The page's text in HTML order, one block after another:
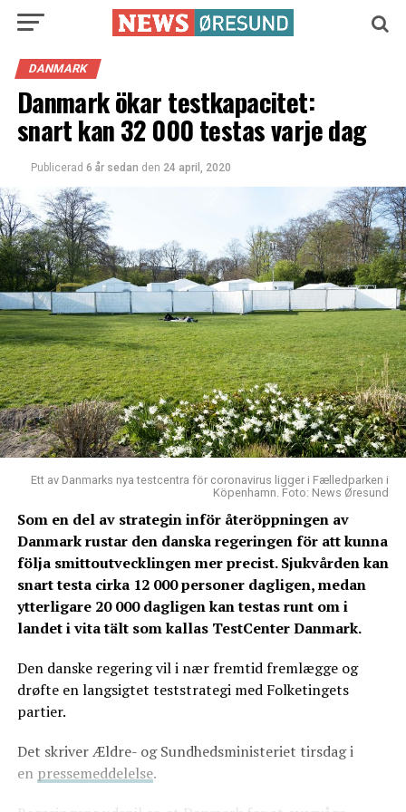
DANMARK
Danmark ökar testkapacitet:
snart kan 32 000 testas varje dag
Publicerad 6 år sedan den 24 april, 2020
Ett av Danmarks nya testcentra för coronavirus ligger i Fælledparken i
Köpenhamn. Foto: News Øresund
Som en del av strategin inför återöppningen av
Danmark rustar den danska regeringen för att kunna
följa smittoutvecklingen mer precist. Sjukvården kan
snart testa cirka 12 000 personer dagligen, medan
ytterligare 20 000 dagligen kan testas runt om i
landet i vita tält som kallas TestCenter Danmark.
Den danske regering vil i nær fremtid fremlægge og
drøfte en langsigtet teststrategi med Folketingets
partier.
Det skriver Ældre- og Sundhedsministeriet tirsdag i
en pressemeddelelse.